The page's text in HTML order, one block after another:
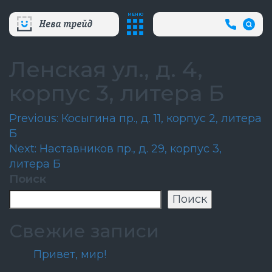
МЕНЮ
+7
(812)
Ленская ул., д. 4,
корпус 3, литера Б
Навигация
по
записям
Previous: Косыгина пр., д. 11, корпус 2, литера
Б
Next: Наставников пр., д. 29, корпус 3,
литера Б
Поиск
Поиск
Свежие записи
Привет, мир!